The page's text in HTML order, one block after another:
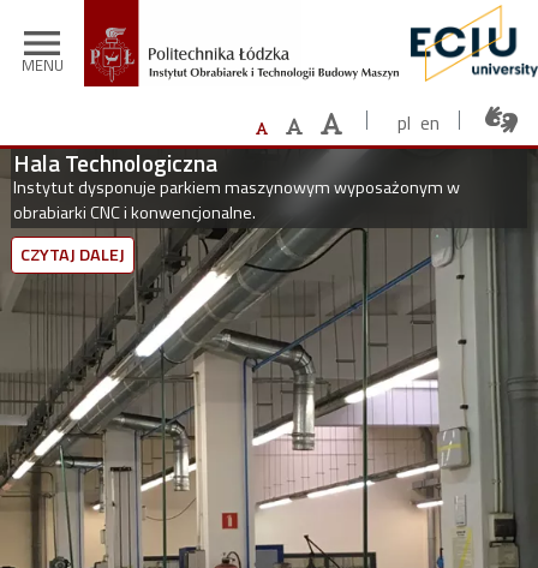
menu
MENU
pl en
Technologiczna
dysponuje parkiem maszynowym wyposażonym w
CNC i konwencjonalne.
CZYTAJ DALEJ